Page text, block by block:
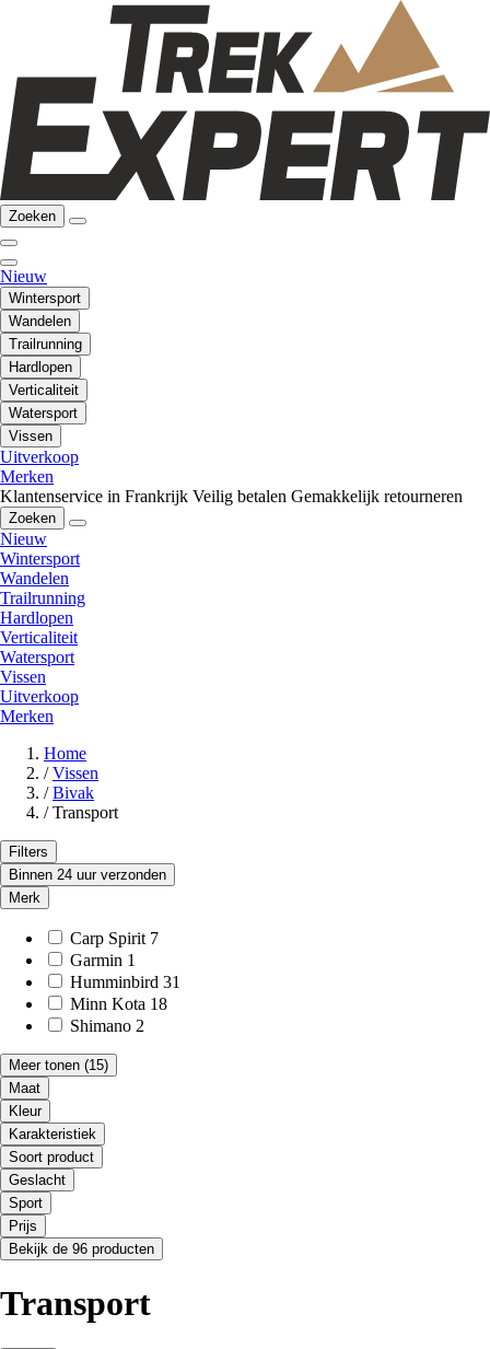
Zoeken
Nieuw
Wintersport
Wandelen
Trailrunning
Hardlopen
Verticaliteit
Watersport
Vissen
Uitverkoop
Merken
Klantenservice in Frankrijk Veilig betalen Gemakkelijk retourneren
Zoeken
Nieuw
Wintersport
Wandelen
Trailrunning
Hardlopen
Verticaliteit
Watersport
Vissen
Uitverkoop
Merken
Home
/ Vissen
/ Bivak
/ Transport
Filters
Binnen 24 uur verzonden
Merk
Carp Spirit 7
Garmin 1
Humminbird 31
Minn Kota 18
Shimano 2
Meer tonen (15)
Maat
Kleur
Karakteristiek
Soort product
Geslacht
Sport
Prijs
Bekijk de 96 producten
Transport